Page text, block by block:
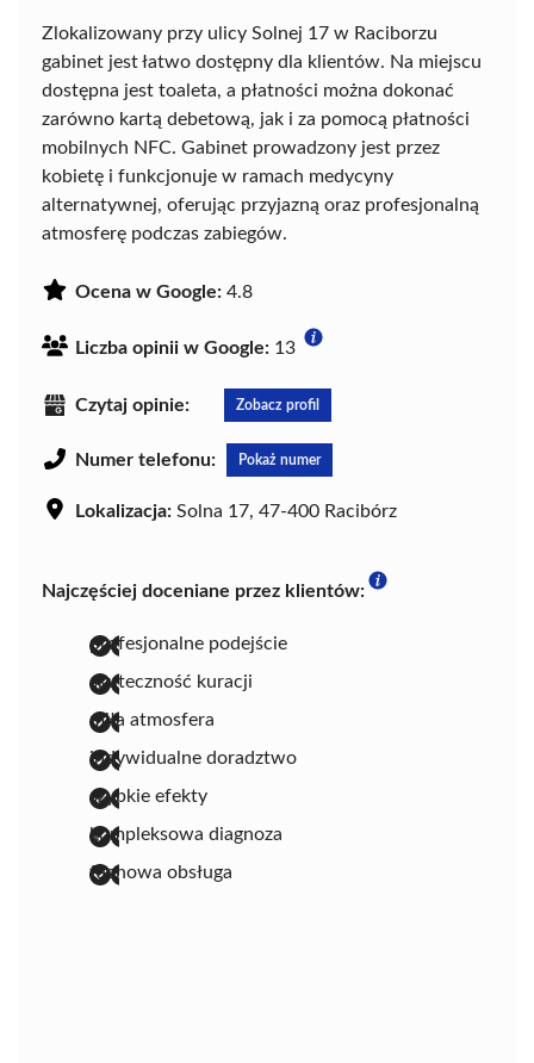
Zlokalizowany przy ulicy Solnej 17 w Raciborzu
gabinet jest łatwo dostępny dla klientów. Na miejscu
dostępna jest toaleta, a płatności można dokonać
zarówno kartą debetową, jak i za pomocą płatności
mobilnych NFC. Gabinet prowadzony jest przez
kobietę i funkcjonuje w ramach medycyny
alternatywnej, oferując przyjazną oraz profesjonalną
atmosferę podczas zabiegów.
Ocena w Google: 4.8
Liczba opinii w Google: 13
Czytaj opinie: Zobacz profil
Numer telefonu: Pokaż numer
Lokalizacja: Solna 17, 47-400 Racibórz
Najczęściej doceniane przez klientów:
profesjonalne podejście
skuteczność kuracji
miła atmosfera
indywidualne doradztwo
szybkie efekty
kompleksowa diagnoza
fachowa obsługa